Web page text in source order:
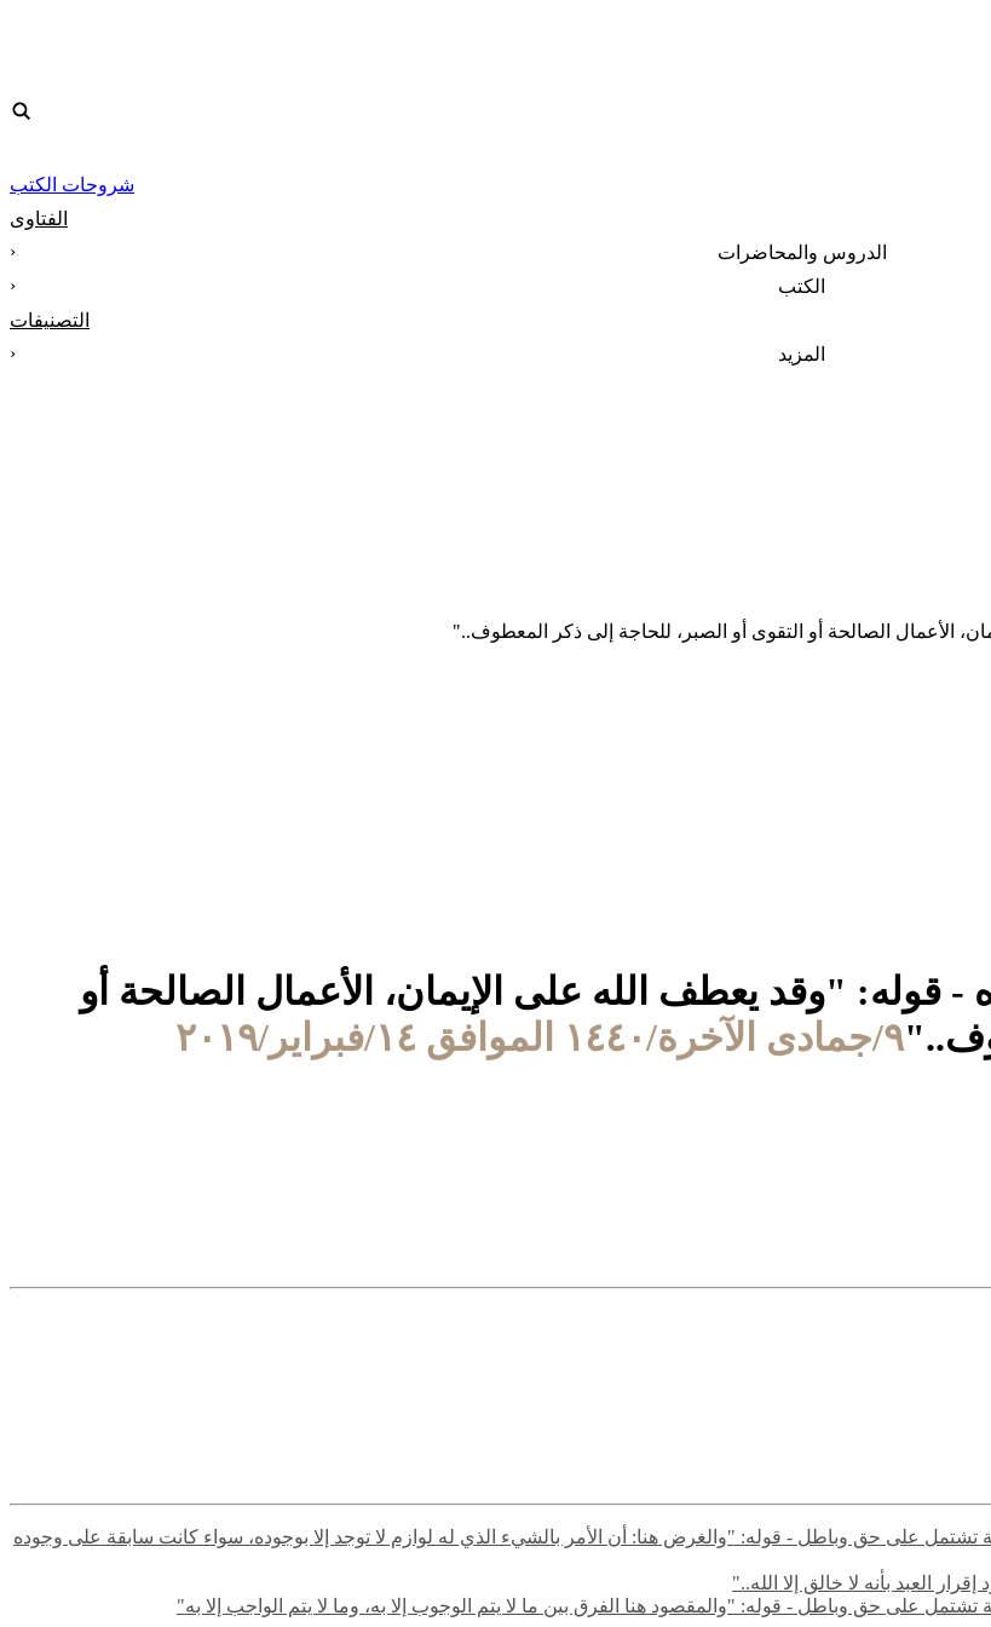
شروحات الكتب
الفتاوى
الدروس والمحاضرات
‹
الكتب
‹
التصنيفات
المزيد
‹
- قوله: "وقد يعطف الله على الإيمان، الأعمال الصالحة أو
٩/جمادى الآخرة/١٤٤٠ الموافق ١٤/فبراير/٢٠١٩
تشتمل على حق وباطل - قوله: "والغرض هنا: أن الأمر بالشيء الذي له لوازم لا توجد إلا بوجوده، سواء كانت سابقة على وجوده